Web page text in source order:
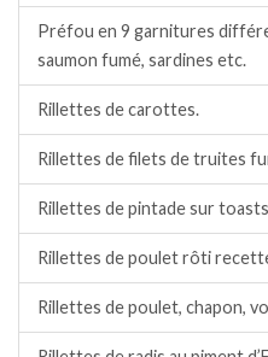
Préfou en 9 garnitures
saumon fumé, sardines etc.
Rillettes de carottes.
Rillettes de filets de truites
Rillettes de pintade sur
Rillettes de poulet rôti
Rillettes de poulet, chapon,